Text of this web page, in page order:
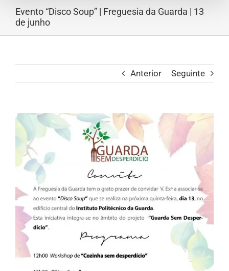
Evento “Disco Soup” | Freguesia da Guarda | 13
de junho
Anterior Seguinte
View
Larger
Image